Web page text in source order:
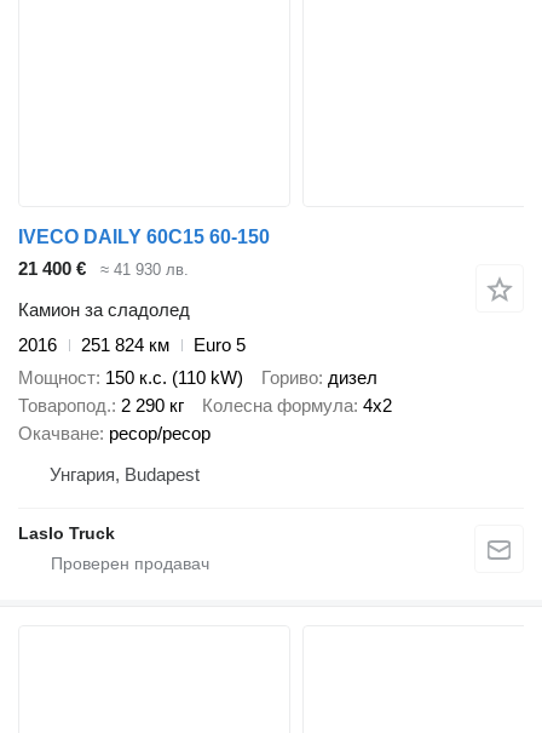
IVECO DAILY 60C15 60-150
21 400 €
≈ 41 930 лв.
Камион за сладолед
2016
251 824 км
Euro 5
Мощност 150 к.с. (110 kW) Гориво дизел
Товаропод. 2 290 кг Колесна формула 4x2
Окачване ресор/ресор
Унгария, Budapest
Laslo Truck